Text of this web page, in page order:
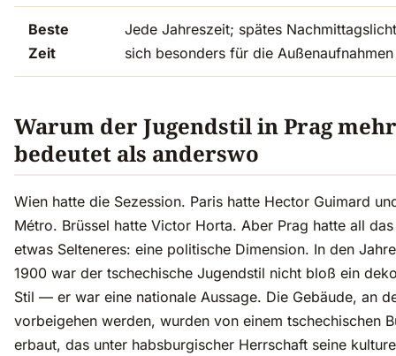
Beste
Zeit
Jede Jahreszeit; spätes
sich besonders für die Außenaufnahmen
Warum der Jugendstil in Prag mehr
bedeutet als anderswo
Wien hatte die Sezession. Paris hatte Hector Guimard
Métro. Brüssel hatte Victor Horta. Aber Prag hatte all
etwas Selteneres: eine politische Dimension. In den
1900 war der tschechische Jugendstil nicht bloß ein
Stil — er war eine nationale Aussage. Die Gebäude, an
vorbeigehen werden, wurden von einem tschechischen
erbaut, das unter habsburgischer Herrschaft seine